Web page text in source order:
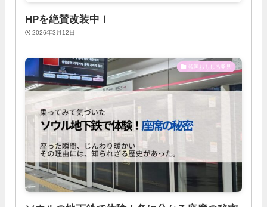
HPを絶賛改装中！
2026年3月12日
韓国おもしろ発見